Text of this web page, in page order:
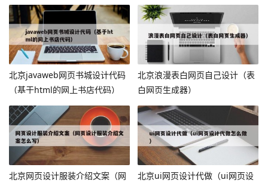
北京javaweb网页书城设计代码
（基于html的网上书店代码）
北京浪漫表白网页自己设计（表
白网页生成器）
北京网页设计服装介绍文案（网
北京ui网页设计代做（ui网页设